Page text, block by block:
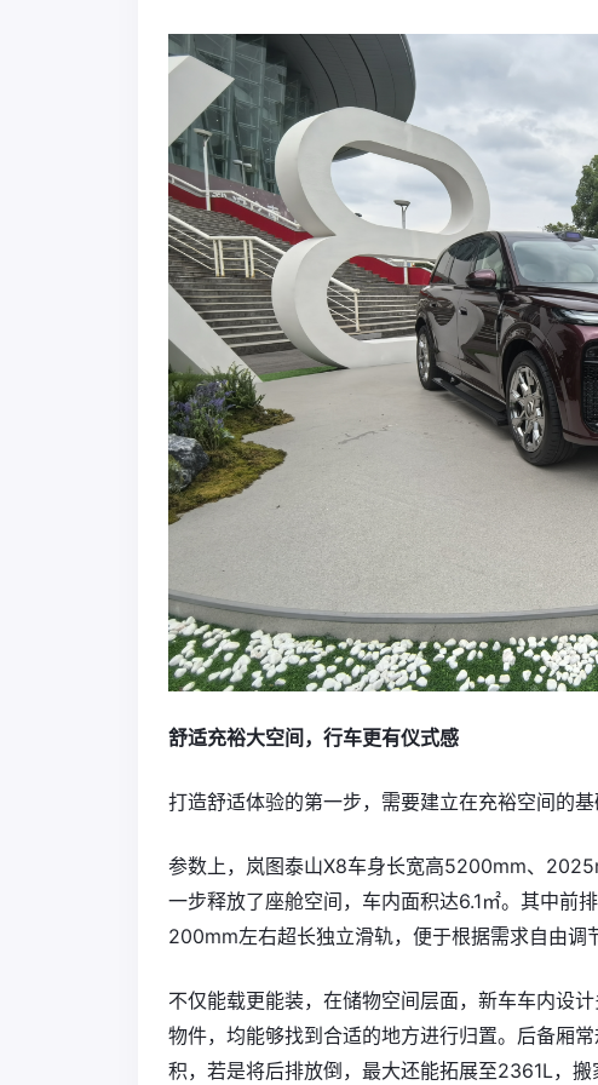
舒适充裕大空间，行车更有仪式感
打造舒适体验的第一步，需要建立在充裕空间的基
参数上，岚图泰山X8车身长宽高5200mm、
一步释放了座舱空间，车内面积达6.1㎡。其中前
200mm左右超长独立滑轨，便于根据需求自由调
不仅能载更能装，在储物空间层面，新车车内设
物件，均能够找到合适的地方进行归置。后备厢
积，若是将后排放倒，最大还能拓展至2361L，